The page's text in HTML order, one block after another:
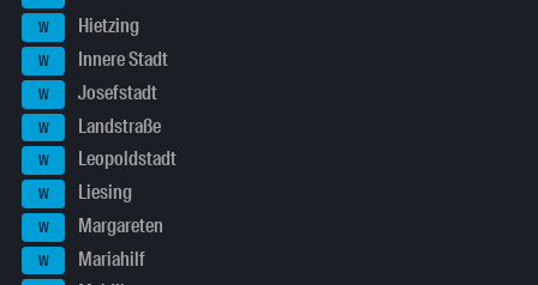
W Hietzing
W Innere Stadt
W Josefstadt
W Landstraße
W Leopoldstadt
W Liesing
W Margareten
W Mariahilf